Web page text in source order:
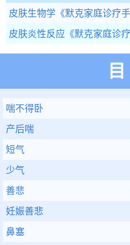
皮肤生物学 《默克家庭诊疗手
皮肤炎性反应 《默克家庭诊
喘不得卧
产后喘
短气
少气
善悲
妊娠善悲
鼻塞